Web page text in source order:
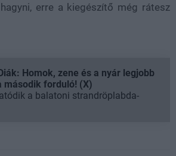
erre a kiegészítő még rátesz
Homok, zene és a nyár legjobb
második forduló! (X)
a balatoni strandröplabda-